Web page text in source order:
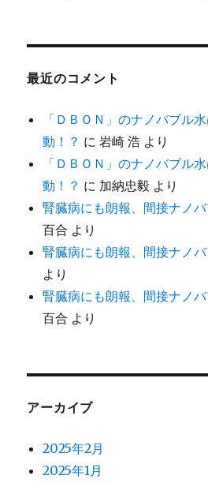
最近のコメント
「ＤＢＯＮ」のナノバブル
動！？ に岩崎 浩 より
「ＤＢＯＮ」のナノバブル
動！？ に 加納忠毅 より
腎臓病にも朗報、間接ナノ
百合 より
腎臓病にも朗報、間接ナノ
より
腎臓病にも朗報、間接ナノ
百合 より
アーカイブ
2025年2月
2025年1月